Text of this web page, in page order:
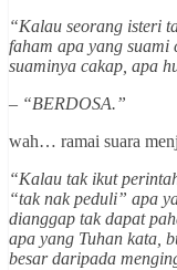
“Kalau seorang isteri
faham apa yang suami
suaminya cakap, apa
– “BERDOSA.”
wah… ramai suara
“Kalau tak ikut
“tak nak peduli” apa
dianggap tak dapat
apa yang Tuhan kata,
besar daripada